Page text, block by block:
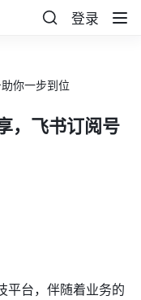
登录
你一步到位
，飞书订阅号
平台，伴随着业务的